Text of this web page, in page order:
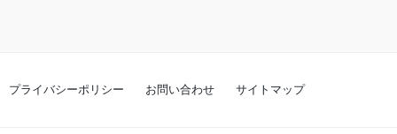
プライバシーポリシー お問い合わせ サイトマップ